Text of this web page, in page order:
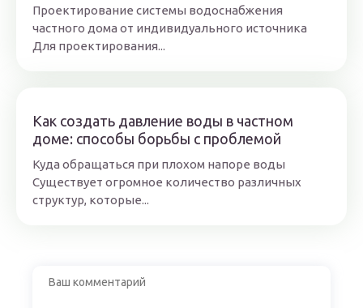
Проектирование системы водоснабжения
частного дома от индивидуального источника
Для проектирования...
Как создать давление воды в частном
доме: способы борьбы с проблемой
Куда обращаться при плохом напоре воды
Существует огромное количество различных
структур, которые...